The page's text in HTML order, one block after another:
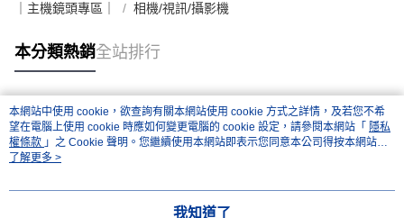
｜主機鏡頭專區｜ 相機/視訊/攝影機
本分類熱銷全站排行
熱門標籤
本網站中使用 cookie，欲查詢有關本網站使用 cookie 方式之詳情，及若您不希
望在電腦上使用 cookie 時應如何變更電腦的 cookie 設定，請參閱本網站「 隱私
權條款 」之 Cookie 聲明。您繼續使用本網站即表示您同意本公司得按本網站使
用條款之 Cookie 聲明使用 cookie。
了解更多 >
我知道了